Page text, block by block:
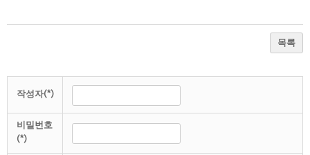
목록
작성자(*)
비밀번호
(*)